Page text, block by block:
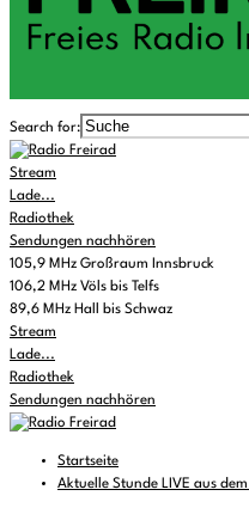
Search for:
Stream
Lade...
Radiothek
Sendungen nachhören
105,9 MHz Großraum Innsbruck
106,2 MHz Völs bis Telfs
89,6 MHz Hall bis Schwaz
Stream
Lade...
Radiothek
Sendungen nachhören
Startseite
Aktuelle Stunde LIVE aus